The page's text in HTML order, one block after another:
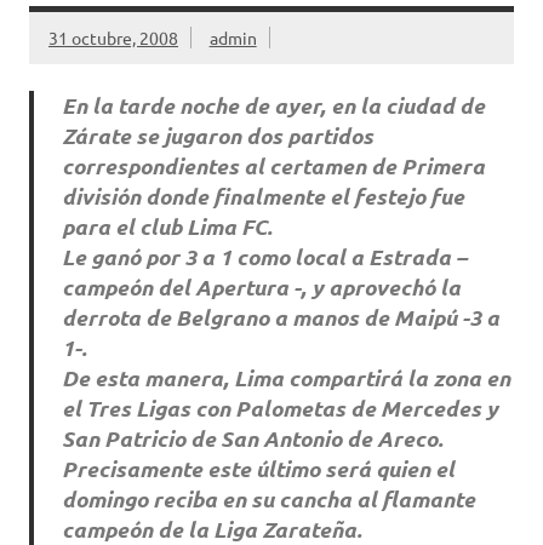
31 octubre, 2008 admin
En la tarde noche de ayer, en la ciudad de
Zárate se jugaron dos partidos
correspondientes al certamen de Primera
división donde finalmente el festejo fue
para el club Lima FC.
Le ganó por 3 a 1 como local a Estrada –
campeón del Apertura -, y aprovechó la
derrota de Belgrano a manos de Maipú -3 a
1-.
De esta manera, Lima compartirá la zona en
el Tres Ligas con Palometas de Mercedes y
San Patricio de San Antonio de Areco.
Precisamente este último será quien el
domingo reciba en su cancha al flamante
campeón de la Liga Zarateña.